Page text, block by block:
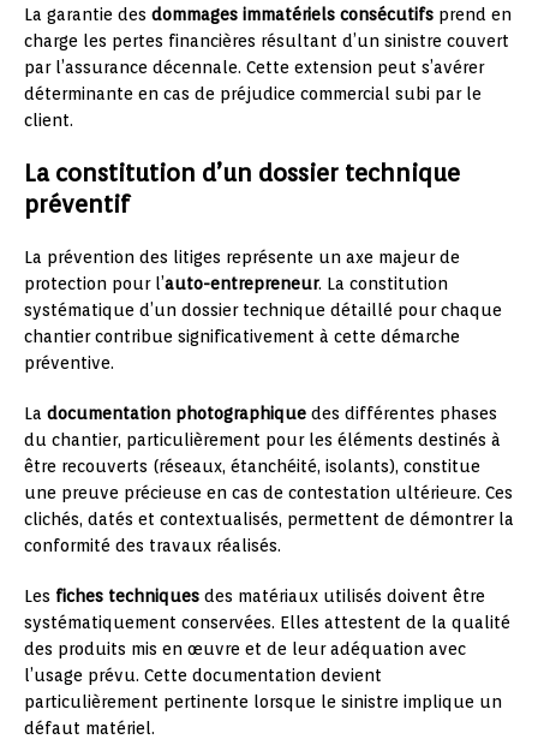
La garantie des dommages immatériels consécutifs prend en
charge les pertes financières résultant d’un sinistre couvert
par l’assurance décennale. Cette extension peut s’avérer
déterminante en cas de préjudice commercial subi par le
client.
La constitution d’un dossier technique
préventif
La prévention des litiges représente un axe majeur de
protection pour l’auto-entrepreneur. La constitution
systématique d’un dossier technique détaillé pour chaque
chantier contribue significativement à cette démarche
préventive.
La documentation photographique des différentes phases
du chantier, particulièrement pour les éléments destinés à
être recouverts (réseaux, étanchéité, isolants), constitue
une preuve précieuse en cas de contestation ultérieure. Ces
clichés, datés et contextualisés, permettent de démontrer la
conformité des travaux réalisés.
Les fiches techniques des matériaux utilisés doivent être
systématiquement conservées. Elles attestent de la qualité
des produits mis en œuvre et de leur adéquation avec
l’usage prévu. Cette documentation devient
particulièrement pertinente lorsque le sinistre implique un
défaut matériel.